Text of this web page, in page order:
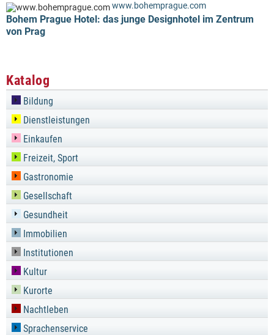
www.bohemprague.com
Bohem Prague Hotel: das junge Designhotel im Zentrum
von Prag
Katalog
Bildung
Dienstleistungen
Einkaufen
Freizeit, Sport
Gastronomie
Gesellschaft
Gesundheit
Immobilien
Institutionen
Kultur
Kurorte
Nachtleben
Sprachenservice